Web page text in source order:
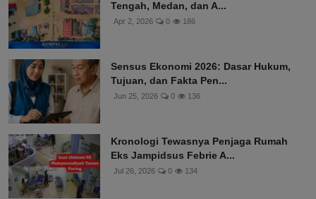
Tengah, Medan, dan A...
Apr 2, 2026 0 186
Sensus Ekonomi 2026: Dasar Hukum,
Tujuan, dan Fakta Pen...
Jun 25, 2026 0 136
Kronologi Tewasnya Penjaga Rumah
Eks Jampidsus Febrie A...
Jul 26, 2026 0 134